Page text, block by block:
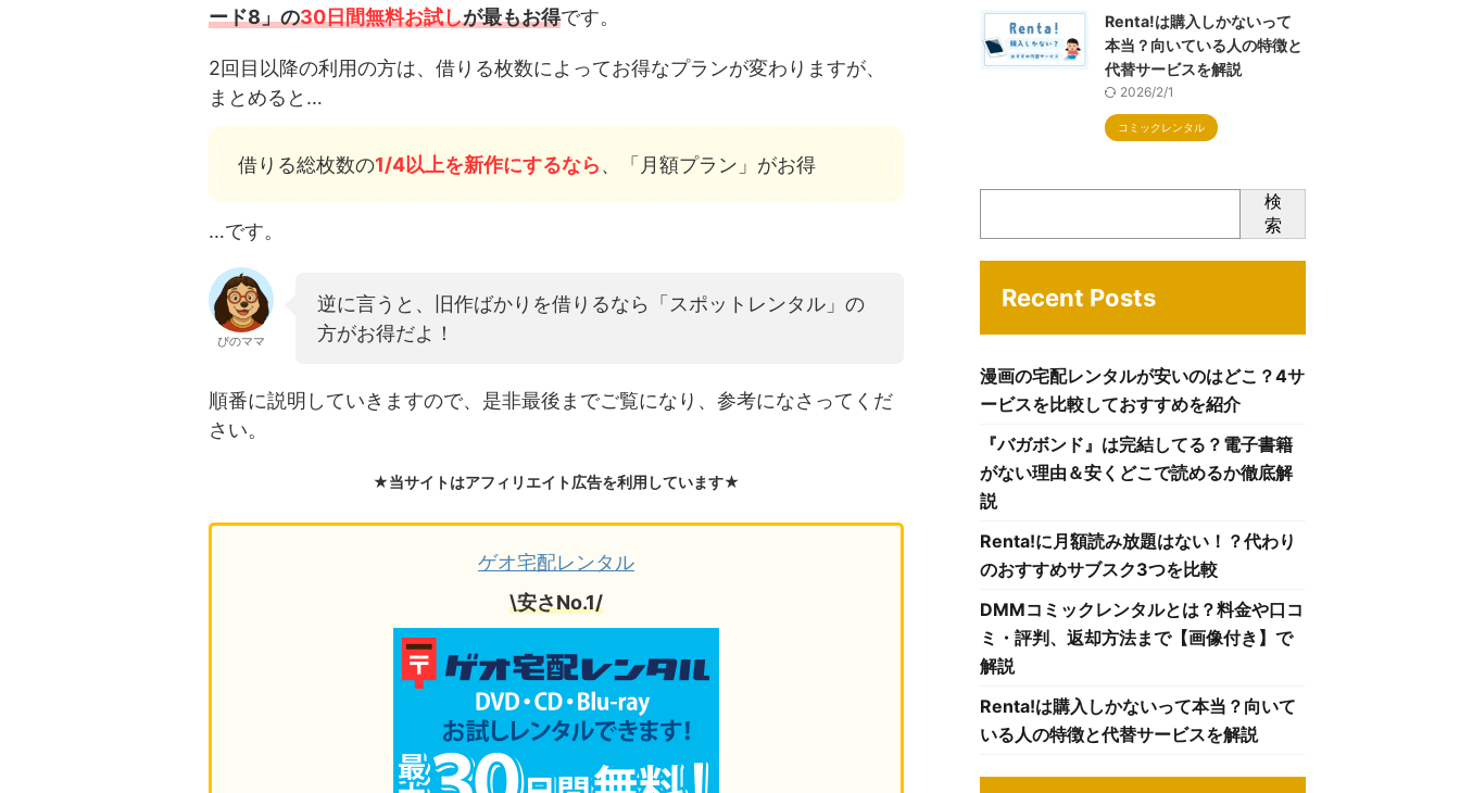
ード8」の30日間無料お試しが最もお得です。
2回目以降の利用の方は、借りる枚数によってお得なプランが変わりますが、
まとめると…
借りる総枚数の1/4以上を新作にするなら、「月額プラン」がお得
…です。
ぴのママ
逆に言うと、旧作ばかりを借りるなら「スポットレンタル」の
方がお得だよ！
順番に説明していきますので、是非最後までご覧になり、参考になさってくだ
さい。
★当サイトはアフィリエイト広告を利用しています★
ゲオ宅配レンタル
\安さNo.1/
Renta!は購入しかないって
本当？向いている人の特徴と
代替サービスを解説
2026/2/1
コミックレンタル
検
索
Recent Posts
漫画の宅配レンタルが安いのはどこ？4サ
ービスを比較しておすすめを紹介
『バガボンド』は完結してる？電子書籍
がない理由＆安くどこで読めるか徹底解
説
Renta!に月額読み放題はない！？代わり
のおすすめサブスク3つを比較
DMMコミックレンタルとは？料金や口コ
ミ・評判、返却方法まで【画像付き】で
解説
Renta!は購入しかないって本当？向いて
いる人の特徴と代替サービスを解説